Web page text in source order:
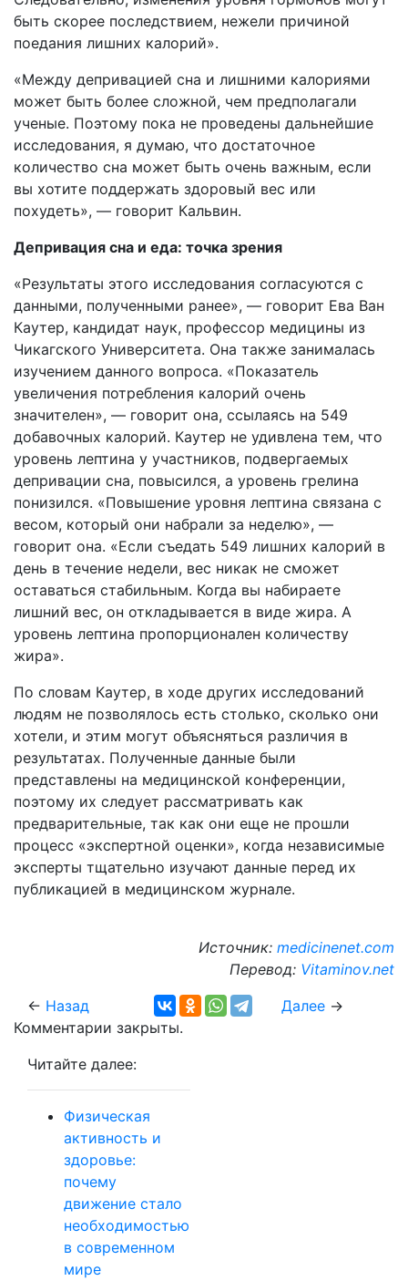
быть скорее последствием, нежели причиной
поедания лишних калорий».
«Между депривацией сна и лишними калориями
может быть более сложной, чем предполагали
ученые. Поэтому пока не проведены дальнейшие
исследования, я думаю, что достаточное
количество сна может быть очень важным, если
вы хотите поддержать здоровый вес или
похудеть», — говорит Кальвин.
Депривация сна и еда: точка зрения
«Результаты этого исследования согласуются с
данными, полученными ранее», — говорит Ева Ван
Каутер, кандидат наук, профессор медицины из
Чикагского Университета. Она также занималась
изучением данного вопроса. «Показатель
увеличения потребления калорий очень
значителен», — говорит она, ссылаясь на 549
добавочных калорий. Каутер не удивлена тем, что
уровень лептина у участников, подвергаемых
депривации сна, повысился, а уровень грелина
понизился. «Повышение уровня лептина связана с
весом, который они набрали за неделю», —
говорит она. «Если съедать 549 лишних калорий в
день в течение недели, вес никак не сможет
оставаться стабильным. Когда вы набираете
лишний вес, он откладывается в виде жира. А
уровень лептина пропорционален количеству
жира».
По словам Каутер, в ходе других исследований
людям не позволялось есть столько, сколько они
хотели, и этим могут объясняться различия в
результатах. Полученные данные были
представлены на медицинской конференции,
поэтому их следует рассматривать как
предварительные, так как они еще не прошли
процесс «экспертной оценки», когда независимые
эксперты тщательно изучают данные перед их
публикацией в медицинском журнале.
Источник: medicinenet.com
Перевод: Vitaminov.net
← Назад Далее→
Комментарии закрыты.
Читайте далее:
Физическая
активность и
здоровье:
почему
движение стало
необходимостью
в современном
мире